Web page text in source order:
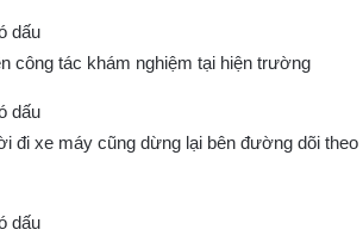
công tác khám nghiệm tại hiện trường
đi xe máy cũng dừng lại bên đường dõi theo